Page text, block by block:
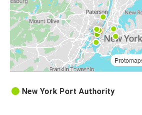
New York Port Authority